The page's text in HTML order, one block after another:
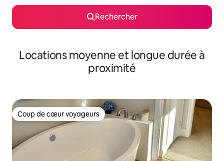
Rechercher
Locations moyenne et longue durée à
proximité
Coup de cœur voyageurs
Coup de cœur voyageurs